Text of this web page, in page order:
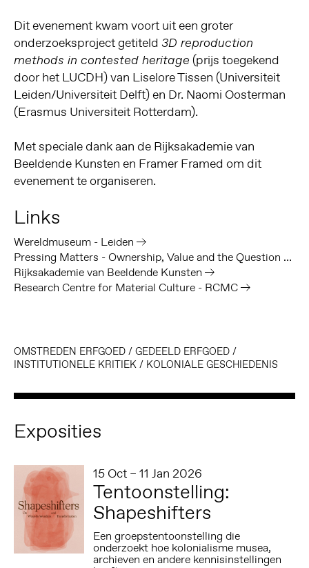
Dit evenement kwam voort uit een groter
onderzoeksproject getiteld 3D reproduction
methods in contested heritage (prijs toegekend
door het LUCDH) van Liselore Tissen (Universiteit
Leiden/Universiteit Delft) en Dr. Naomi Oosterman
(Erasmus Universiteit Rotterdam).
Met speciale dank aan de Rijksakademie van
Beeldende Kunsten en Framer Framed om dit
evenement te organiseren.
Links
Wereldmuseum - Leiden
Pressing Matters - Ownership, Value and the Question of Colonial Heritage in Museums
Rijksakademie van Beeldende Kunsten
Research Centre for Material Culture - RCMC
OMSTREDEN ERFGOED/ GEDEELD ERFGOED/
INSTITUTIONELE KRITIEK / KOLONIALE GESCHIEDENIS
Exposities
15 Oct – 11 Jan 2026
Tentoonstelling:
Shapeshifters
Een groepstentoonstelling die
onderzoekt hoe kolonialisme musea,
archieven en andere kennisinstellingen